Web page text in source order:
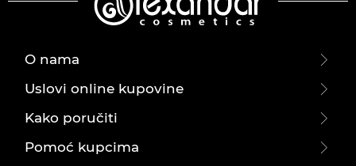
O nama
Uslovi online kupovine
Kako poručiti
Pomoć kupcima